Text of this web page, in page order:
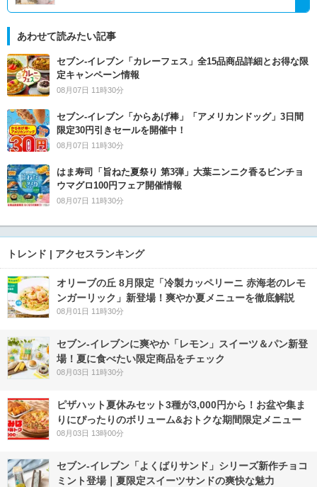
あわせて読みたい記事
セブン‐イレブン「カレーフェス」全15品商品詳細とお得な限
定キャンペーン情報
08月07日 11時30分
セブン‐イレブン「からあげ棒」「アメリカンドッグ」3日間
限定30円引きセールを開催中！
08月07日 11時30分
はま寿司「旨ねた夏祭り 第3弾」大葉ニンニク香るビンチョ
ウマグロ100円フェア開催情報
08月07日 11時30分
トレンド | アクセスランキング
オリーブの丘 8月限定「冷製カッペリーニ 赤海老のレモ
ンガーリック」新登場！爽やか夏メニューを徹底解説
08月01日 11時30分
セブン‐イレブンに爽やか「レモン」スイーツ＆パン新登
場！夏に食べたい限定商品をチェック
08月03日 11時30分
ピザハット夏休みセット3種が3,000円から！お盆や集ま
りにぴったりのボリューム&おトクな期間限定メニュー
08月03日 13時00分
セブン‐イレブン「よくばりサンド」シリーズ新作チョコ
ミント登場｜夏限定スイーツサンドの爽快な魅力